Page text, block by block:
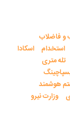
و فاضلاب
استخدام
اسکادا
تله متری
هوشمند
وزارت نیرو